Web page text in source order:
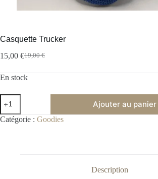
Casquette Trucker
19,00€
15,00 €
En stock
Ajouter au panier
A
Catégorie : Goodies
Description